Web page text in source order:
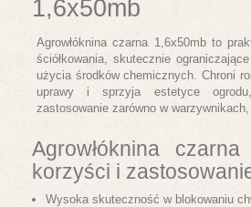
1,6x50mb
Agrowłóknina czarna 1,6x50mb to
ściółkowania, skutecznie
użycia środków chemicznych. Chroni
uprawy i sprzyja estetyce
zastosowanie zarówno w
Agrowłóknina
korzyści i
Wysoka skuteczność w blokowaniu